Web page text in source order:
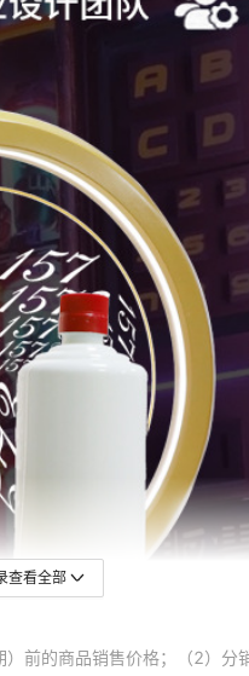
查看全部
前的商品销售价格；（2）